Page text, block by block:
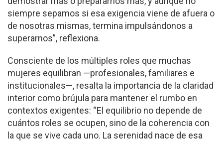
siempre sepamos si esa exigencia viene de afuera o
de nosotras mismas, termina impulsándonos a
superarnos”, reflexiona.
Consciente de los múltiples roles que muchas
mujeres equilibran —profesionales, familiares e
institucionales—, resalta la importancia de la claridad
interior como brújula para mantener el rumbo en
contextos exigentes: “El equilibrio no depende de
cuántos roles se ocupen, sino de la coherencia con
la que se vive cada uno. La serenidad nace de esa